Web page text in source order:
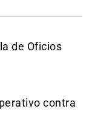
de Oficios
contra